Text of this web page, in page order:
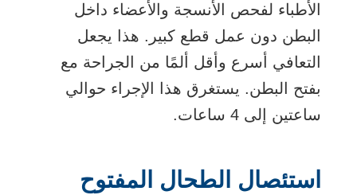
الأطباء لفحص الأنسجة والأعضاء داخل
البطن دون عمل قطع كبير. هذا يجعل
التعافي أسرع وأقل ألمًا من الجراحة مع
بفتح البطن. يستغرق هذا الإجراء حوالي
ساعتين إلى 4 ساعات.
استئصال الطحال المفتوح